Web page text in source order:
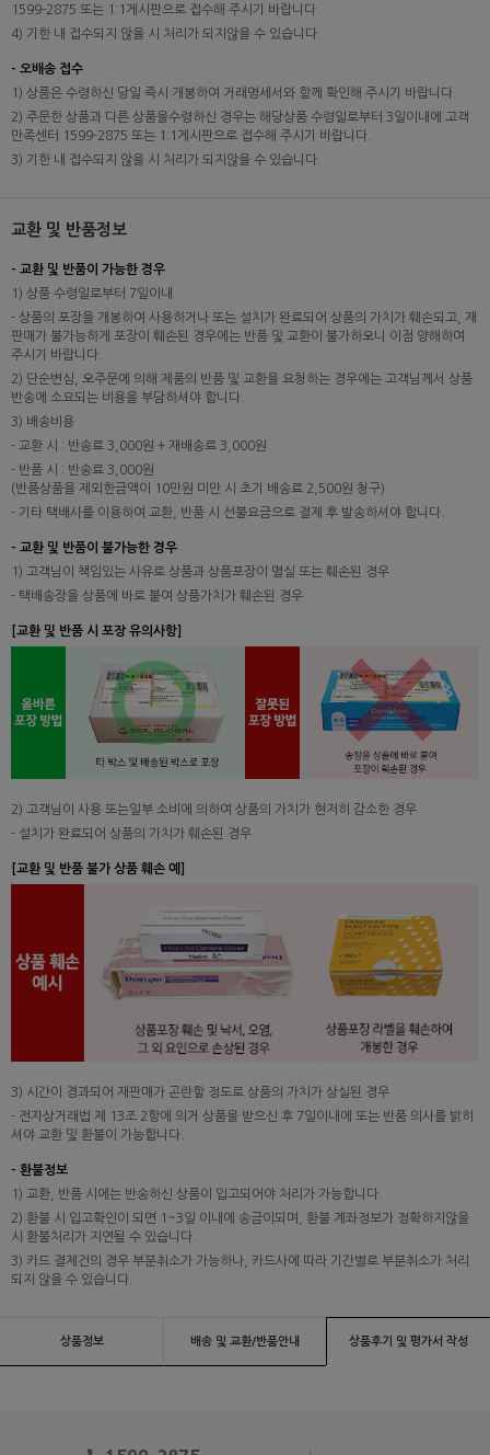
1599-2875 또는 1:1게시판으로 접수해 주시기 바랍니다.
4) 기한 내 접수되지 않을 시 처리가 되지않을 수 있습니다.
- 오배송 접수
1) 상품은 수령하신 당일 즉시 개봉하여 거래명세서와 함께 확인해 주시기 바랍니다.
2) 주문한 상품과 다른 상품을수령하신 경우는 해당상품 수령일로부터 3일이내에 고객
만족센터 1599-2875 또는 1:1게시판으로 접수해 주시기 바랍니다.
3) 기한 내 접수되지 않을 시 처리가 되지않을 수 있습니다.
교환 및 반품정보
- 교환 및 반품이 가능한 경우
1) 상품 수령일로부터 7일이내
- 상품의 포장을 개봉하여 사용하거나 또는 설치가 완료되어 상품의 가치가 훼손되고, 재
판매가 불가능하게 포장이 훼손된 경우에는 반품 및 교환이 불가하오니 이점 양해하여
주시기 바랍니다.
2) 단순변심, 오주문에 의해 제품의 반품 및 교환을 요청하는 경우에는 고객님께서 상품
반송에 소요되는 비용을 부담하셔야 합니다.
3) 배송비용
- 교환 시 : 반송료 3,000원 + 재배송료 3,000원
- 반품 시 : 반송료 3,000원
(반품상품을 제외한금액이 10만원 미만 시 초기 배송료 2,500원 청구)
- 기타 택배사를 이용하여 교환, 반품 시 선불요금으로 결제 후 발송하셔야 합니다.
- 교환 및 반품이 불가능한 경우
1) 고객님이 책임있는 사유로 상품과 상품포장이 멸실 또는 훼손된 경우
- 택배송장을 상품에 바로 붙여 상품가치가 훼손된 경우
[교환 및 반품 시 포장 유의사항]
2) 고객님이 사용 또는일부 소비에 의하여 상품의 가치가 현저히 감소한 경우
- 설치가 완료되어 상품의 가치가 훼손된 경우
[교환 및 반품 불가 상품 훼손 예]
3) 시간이 경과되어 재판매가 곤란할 정도로 상품의 가치가 상실된 경우
- 전자상거래법 제 13조 2항에 의거 상품을 받으신 후 7일이내에 또는 반품 의사를 밝히
셔야 교환 및 환불이 가능합니다.
- 환불정보
1) 교환, 반품 시에는 반송하신 상품이 입고되어야 처리가 가능합니다.
2) 환불 시 입고확인이 되면 1~3일 이내에 송금이되며, 환불 계좌정보가 정확하지않을
시 환불처리가 지연될 수 있습니다.
3) 카드 결제건의 경우 부분취소가 가능하나, 카드사에 따라 기간별로 부분취소가 처리
되지 않을 수 있습니다.
상품정보 배송 및 교환/반품안내 상품후기 및 평가서 작성